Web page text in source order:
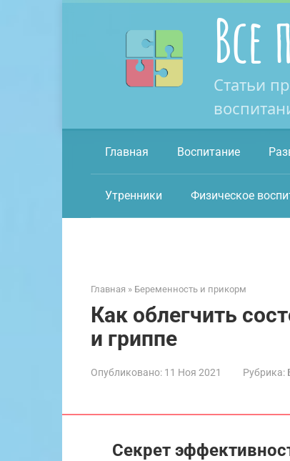
Все
Статьи
Главная Воспитание
Утренники Физическое
Главная » Беременность и прикорм
Как облегчить
и гриппе
Опубликовано: 11 Ноя 2021 Рубрика:
Cекрет